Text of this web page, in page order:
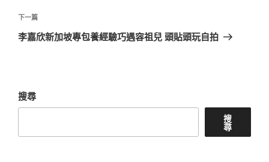
覽
文
章
下
一
下一篇
李嘉欣新加坡專包養經驗巧遇容祖兒 頭貼頭玩自拍
搜尋
搜
尋